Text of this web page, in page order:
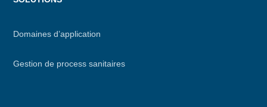
Domaines d’application
Gestion de process sanitaires